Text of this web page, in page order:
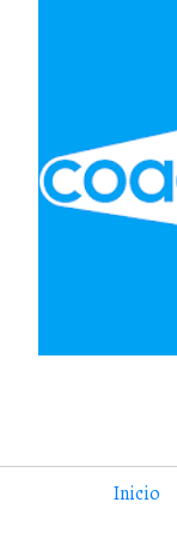
Inicio